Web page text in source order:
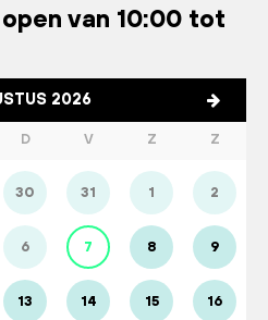
van 10:00 tot
2026
D V Z Z
30 31 1 2
6 7 8 9
13 14 15 16